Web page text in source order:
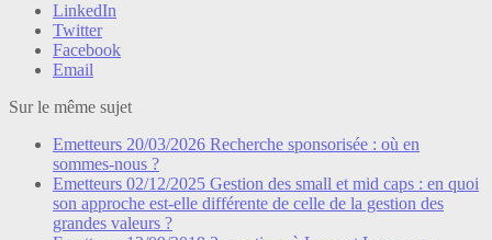
LinkedIn
Twitter
Facebook
Email
Sur le même sujet
Emetteurs 20/03/2026 Recherche sponsorisée : où en
sommes-nous ?
Emetteurs 02/12/2025 Gestion des small et mid caps : en quoi
son approche est-elle différente de celle de la gestion des
grandes valeurs ?